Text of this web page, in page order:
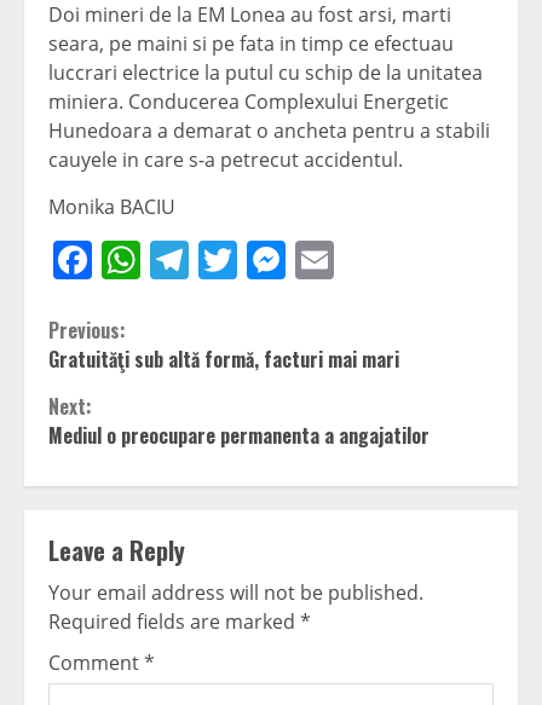
Doi mineri de la EM Lonea au fost arsi, marti
seara, pe maini si pe fata in timp ce efectuau
luccrari electrice la putul cu schip de la unitatea
miniera. Conducerea Complexului Energetic
Hunedoara a demarat o ancheta pentru a stabili
cauyele in care s-a petrecut accidentul.
Monika BACIU
Facebook
WhatsApp
Telegram
TwitterMessenger
Continue
Reading
Previous:
Gratuităţi sub altă formă, facturi mai mari
Next:
Mediul o preocupare permanenta a angajatilor
Leave a Reply
Your email address will not be published.
Required fields are marked *
Comment*